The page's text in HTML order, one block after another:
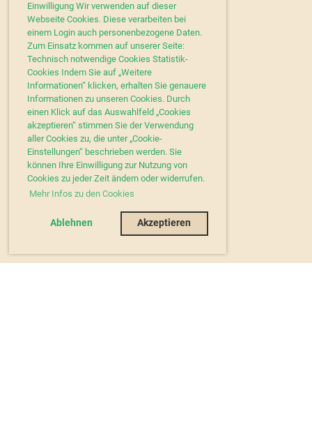
Einwilligung Wir verwenden auf dieser
Webseite Cookies. Diese verarbeiten bei
einem Login auch personenbezogene Daten.
Zum Einsatz kommen auf unserer Seite:
Technisch notwendige Cookies Statistik-
Cookies Indem Sie auf „Weitere
Informationen“ klicken, erhalten Sie genauere
Informationen zu unseren Cookies. Durch
einen Klick auf das Auswahlfeld „Cookies
akzeptieren“ stimmen Sie der Verwendung
aller Cookies zu, die unter „Cookie-
Einstellungen“ beschrieben werden. Sie
können Ihre Einwilligung zur Nutzung von
Cookies zu jeder Zeit ändern oder widerrufen.
Mehr Infos zu den Cookies
Ablehnen Akzeptieren